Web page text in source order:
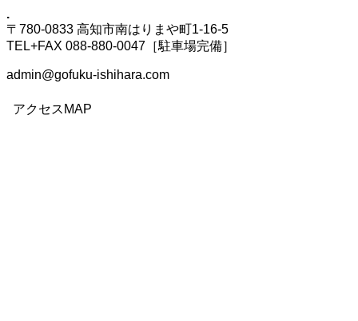
.
〒780-0833 高知市南はりまや町1-16-5
TEL+FAX 088-880-0047［駐車場完備］
admin@gofuku-ishihara.com
アクセスMAP